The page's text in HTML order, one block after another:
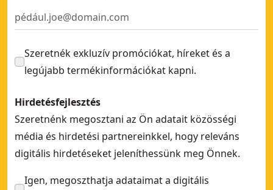
TSTAK lapos szerszámosláda
Szeretnék exkluzív promóciókat, híreket és a
legújabb termékinformációkat kapni.
Hirdetésfejlesztés
Szeretnénk megosztani az Ön adatait közösségi
média és hirdetési partnereinkkel, hogy releváns
digitális hirdetéseket jeleníthessünk meg Önnek.
Igen, megoszthatja adataimat a digitális